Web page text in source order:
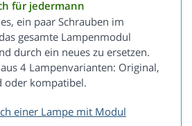
für jedermann
ein paar Schrauben im
gesamte Lampenmodul
durch ein neues zu ersetzen.
4 Lampenvarianten: Original,
oder kompatibel.
einer Lampe mit Modul